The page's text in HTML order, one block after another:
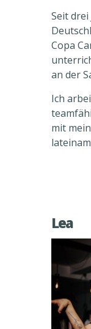
Seit drei
Copa
an der
Ich
mit
Lea